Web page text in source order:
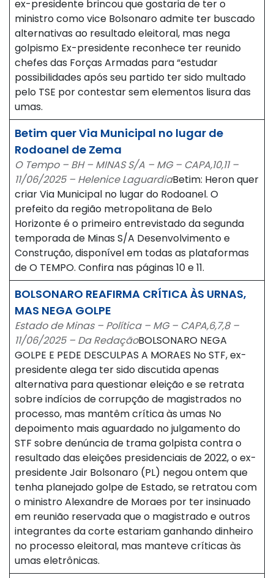
ex-presidente brincou que gostaria de ter o
ministro como vice Bolsonaro admite ter buscado
alternativas ao resultado eleitoral, mas nega
golpismo Ex-presidente reconhece ter reunido
chefes das Forças Armadas para “estudar
possibilidades após seu partido ter sido multado
pelo TSE por contestar sem elementos lisura das
umas.
Betim quer Via Municipal no lugar de
Rodoanel de Zema
O Tempo – BH – MINAS S/A – MG – CAPA,10,11 –
11/06/2025 – Helenice LaguardiaBetim: Heron quer
criar Via Municipal no lugar do Rodoanel. O
prefeito da região metropolitana de Belo
Horizonte é o primeiro entrevistado da segunda
temporada de Minas S/A Desenvolvimento e
Construção, disponível em todas as plataformas
de O TEMPO. Confira nas páginas 10 e 11.
BOLSONARO REAFIRMA CRÍTICA ÀS URNAS,
MAS NEGA GOLPE
Estado de Minas – Política – MG – CAPA,6,7,8 –
11/06/2025 – Da RedaçãoBOLSONARO NEGA
GOLPE E PEDE DESCULPAS A MORAES No STF, ex-
presidente alega ter sido discutida apenas
alternativa para questionar eleição e se retrata
sobre indícios de corrupção de magistrados no
processo, mas mantêm crítica às umas No
depoimento mais aguardado no julgamento do
STF sobre denúncia de trama golpista contra o
resultado das eleições presidenciais de 2022, o ex-
presidente Jair Bolsonaro (PL) negou ontem que
tenha planejado golpe de Estado, se retratou com
o ministro Alexandre de Moraes por ter insinuado
em reunião reservada que o magistrado e outros
integrantes da corte estariam ganhando dinheiro
no processo eleitoral, mas manteve críticas às
umas eletrônicas.